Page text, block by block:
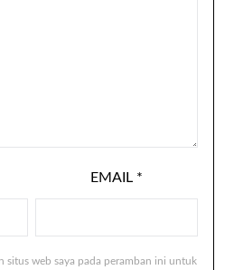
EMAIL *
situs web saya pada peramban ini untuk